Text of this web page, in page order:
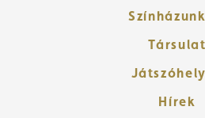
Társulat
Hírek